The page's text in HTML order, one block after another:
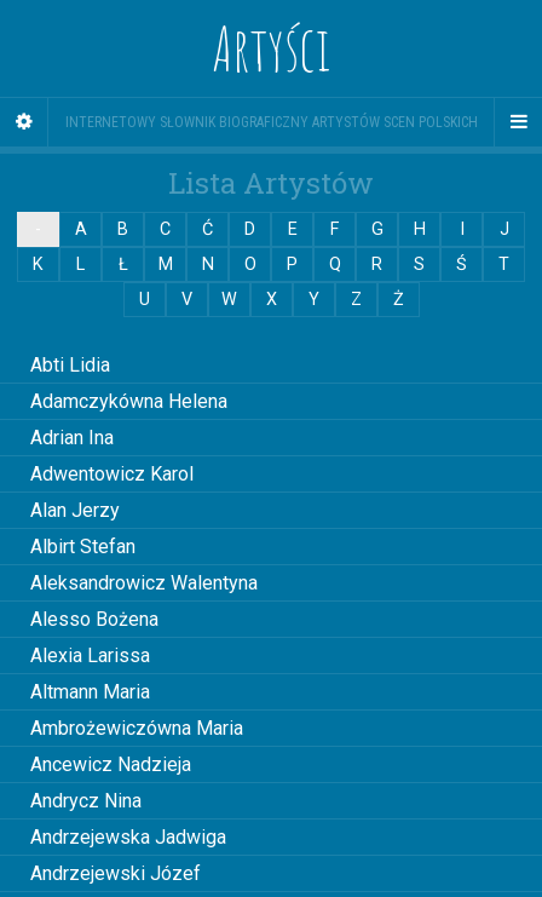
Artyści
INTERNETOWY SŁOWNIK BIOGRAFICZNY ARTYSTÓW SCEN POLSKICH
Lista Artystów
A B C Ć D E F G H
J
K
L Ł M N O P Q R S Ś
T
U
V W X Y Z Ż
Abti Lidia
Adamczykówna Helena
Adrian Ina
Adwentowicz Karol
Alan Jerzy
Albirt Stefan
Aleksandrowicz Walentyna
Alesso Bożena
Alexia Larissa
Altmann Maria
Ambrożewiczówna Maria
Ancewicz Nadzieja
Andrycz Nina
Andrzejewska Jadwiga
Andrzejewski Józef